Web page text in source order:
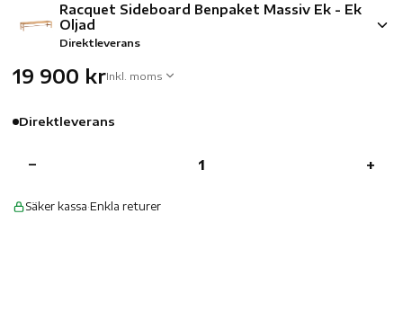
Racquet Sideboard Benpaket Massiv Ek - Ek
Oljad
Direktleverans
19 900 krInkl. moms
Direktleverans
− +
Säker kassa·Enkla returer